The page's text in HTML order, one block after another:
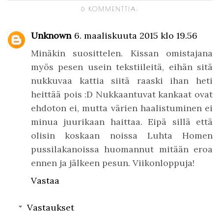
6 KOMMENTTIA:
Unknown 6. maaliskuuta 2015 klo 19.56
Minäkin suosittelen. Kissan omistajana
myös pesen usein tekstiileitä, eihän sitä
nukkuvaa kattia siitä raaski ihan heti
heittää pois :D Nukkaantuvat kankaat ovat
ehdoton ei, mutta värien haalistuminen ei
minua juurikaan haittaa. Eipä sillä että
olisin koskaan noissa Luhta Homen
pussilakanoissa huomannut mitään eroa
ennen ja jälkeen pesun. Viikonloppuja!
Vastaa
Vastaukset